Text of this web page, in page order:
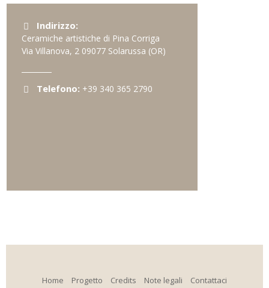
Indirizzo:
Ceramiche artistiche di Pina Corriga
Via Villanova, 2 09077 Solarussa (OR)
Telefono: +39 340 365 2790
Home Progetto Credits Note legali Contattaci